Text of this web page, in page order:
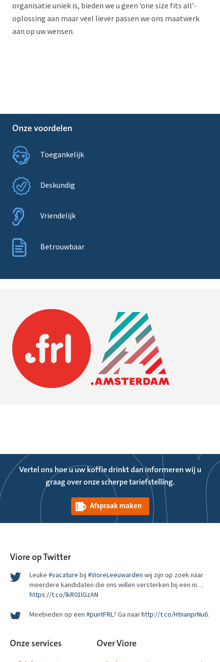
organisatie uniek is, bieden we u geen ‘one size fits all’-
oplossing aan maar veel liever passen we ons maatwerk
aan op uw wensen.
Onze voordelen
Toegankelijk
Deskundig
Vriendelijk
Betrouwbaar
Vertel ons hoe u uw koffie drinkt dan informeren wij u
graag over onze scherpe tariefstelling.
Afspraak maken
Viore op Twitter
Wat bepaalt het succes van een regionaal top level domein?
http://t.co/ZS8aLoh4gG
http://pechakucha.amsterdam
Leuke #vacature bij #VioreLeeuwarden wij zijn op zoek naar
meerdere kandidaten die ons willen versterken bij een ni…
https://t.co/lkR01lGzAN
Meebieden op een #puntFRL? Ga naarhttp://t.co/HtnanprNu6.
trotse eigenaar van de meest waardevolle domeinnamen van
Onze services Over Viore